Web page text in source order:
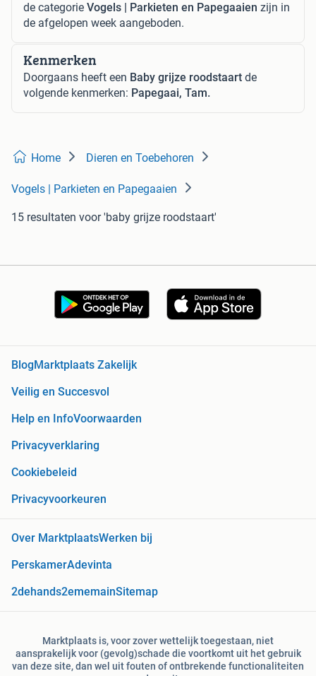
de categorie Vogels | Parkieten en Papegaaien zijn in
de afgelopen week aangeboden.
Kenmerken
Doorgaans heeft een Baby grijze roodstaart de
volgende kenmerken: Papegaai, Tam.
Home Dieren en Toebehoren
Vogels | Parkieten en Papegaaien
15 resultaten voor 'baby grijze roodstaart'
BlogMarktplaats Zakelijk
Veilig en Succesvol
Help en InfoVoorwaarden
Privacyverklaring
Cookiebeleid
Privacyvoorkeuren
Over MarktplaatsWerken bij
PerskamerAdevinta
2dehands2ememainSitemap
Marktplaats is, voor zover wettelijk toegestaan, niet
aansprakelijk voor (gevolg)schade die voortkomt uit het gebruik
van deze site, dan wel uit fouten of ontbrekende functionaliteiten